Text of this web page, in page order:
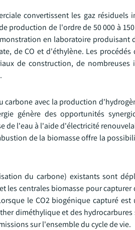
convertissent les gaz
production de l'ordre de 50 000 à
en laboratoire produisant
de CO et d'éthylène. Les
de construction, de nombreuses
avec la production
génère des opportunités
l'eau à l'aide d'électricité
de la biomasse offre la
du carbone) existants sont
centrales biomasse pour capturer
le CO2 biogénique capturé
diméthylique et des
sur l'ensemble du cycle de vie.